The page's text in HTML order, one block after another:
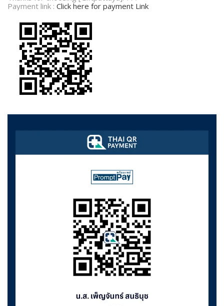
Payment link : Click here for payment Link